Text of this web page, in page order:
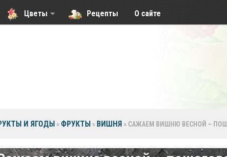
Цветы Рецепты О сайте
И ЯГОДЫ » ФРУКТЫ » ВИШНЯ » САЖАЕМ ВИШНЮ ВЕСНОЙ –